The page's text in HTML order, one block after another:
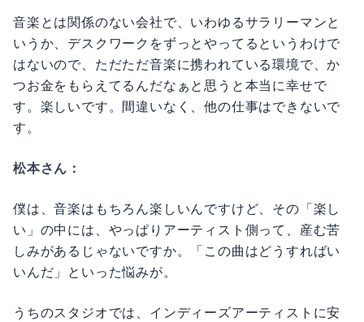
音楽とは関係のない会社で、いわゆるサラリーマンと
いうか、デスクワークをずっとやってるというわけで
はないので、ただただ音楽に携われている環境で、か
つお金をもらえてるんだなぁと思うと本当に幸せで
す。楽しいです。間違いなく、他の仕事はできないで
す。
松本さん：
僕は、音楽はもちろん楽しいんですけど、その「楽し
い」の中には、やっぱりアーティスト側って、産む苦
しみがあるじゃないですか。「この曲はどうすればい
いんだ」といった悩みが。
うちのスタジオでは、インディーズアーティストに安